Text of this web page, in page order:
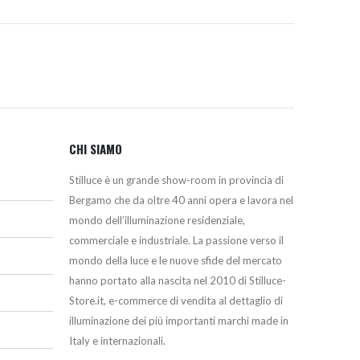
CHI SIAMO
Stilluce è un grande show-room in provincia di
Bergamo che da oltre 40 anni opera e lavora nel
mondo dell’illuminazione residenziale,
commerciale e industriale. La passione verso il
mondo della luce e le nuove sfide del mercato
hanno portato alla nascita nel 2010 di Stilluce-
Store.it, e-commerce di vendita al dettaglio di
illuminazione dei più importanti marchi made in
Italy e internazionali.